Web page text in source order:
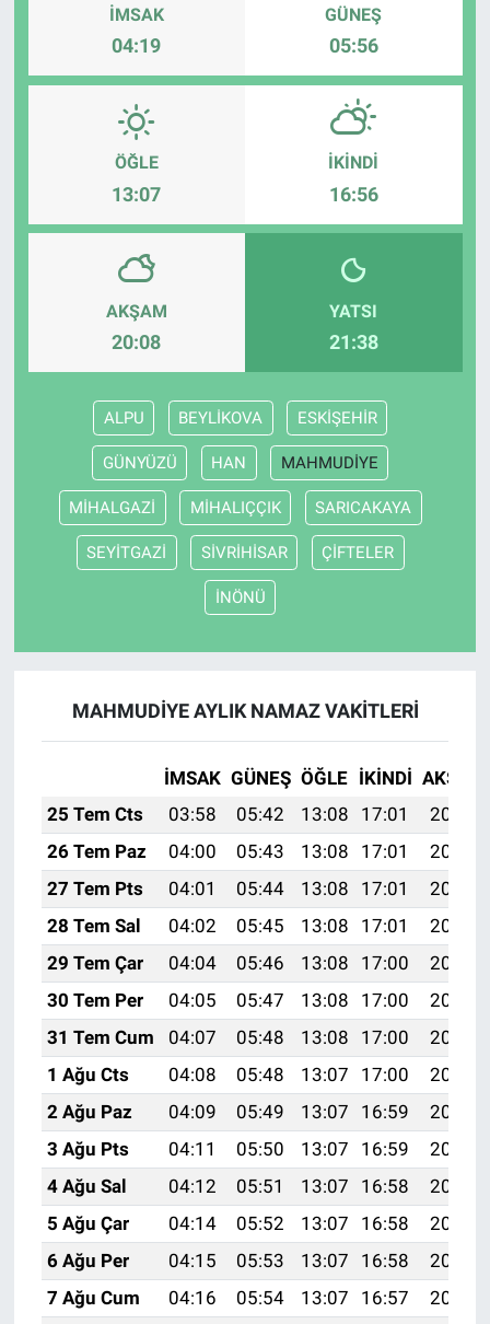
İMSAK
04:19
GÜNEŞ
05:56
ÖĞLE
13:07
İKINDI
16:56
AKŞAM
20:08
YATSI
21:38
ALPU BEYLİKOVA ESKİŞEHİR
GÜNYÜZÜ HAN MAHMUDİYE
MİHALGAZİ MİHALIÇÇIK SARICAKAYA
SEYİTGAZİ SİVRİHİSAR ÇİFTELER
İNÖNÜ
MAHMUDİYE AYLIK NAMAZ VAKITLERI
İMSAK GÜNEŞ ÖĞLE İKINDI AKŞAM
25 Tem Cts
03:58 05:42 13:08 17:01
20:23
26 Tem Paz
04:00 05:43 13:08 17:01
20:22
27 Tem Pts
04:01 05:44 13:08 17:01
20:21
28 Tem Sal
04:02 05:45 13:08 17:01
20:20
29 Tem Çar
04:04 05:46 13:08 17:00
20:20
30 Tem Per
04:05 05:47 13:08 17:00
20:19
31 Tem Cum
04:07 05:48 13:08 17:00
20:18
1 Ağu Cts
04:08 05:48 13:07 17:00
20:17
2 Ağu Paz
04:09 05:49 13:07 16:59
20:16
3 Ağu Pts
04:11 05:50 13:07 16:59
20:14
4 Ağu Sal
04:12 05:51 13:07 16:58
20:13
5 Ağu Çar
04:14 05:52 13:07 16:58
20:12
6 Ağu Per
04:15 05:53 13:07 16:58
20:11
7 Ağu Cum
04:16 05:54 13:07 16:57
20:10